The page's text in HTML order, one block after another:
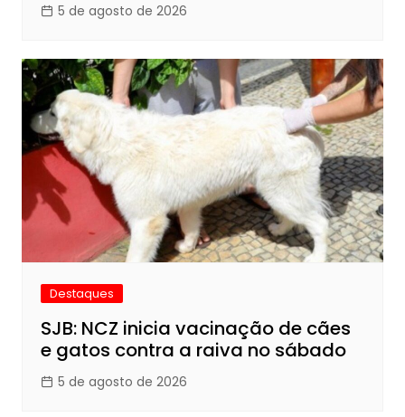
5 de agosto de 2026
Destaques
SJB: NCZ inicia vacinação de cães
e gatos contra a raiva no sábado
5 de agosto de 2026